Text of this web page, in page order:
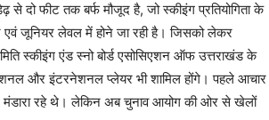
फीट तक बर्फ मौजूद है, जो स्कीइंग प्रतियोगिता के
एवं जूनियर लेवल में होने जा रही है। जिसको लेकर
स्कीइंग एंड स्नो बोर्ड एसोसिएशन ऑफ उत्तराखंड के
और इंटरनेशनल प्लेयर भी शामिल होंगे। पहले आचार
रहे थे। लेकिन अब चुनाव आयोग की ओर से खेलों